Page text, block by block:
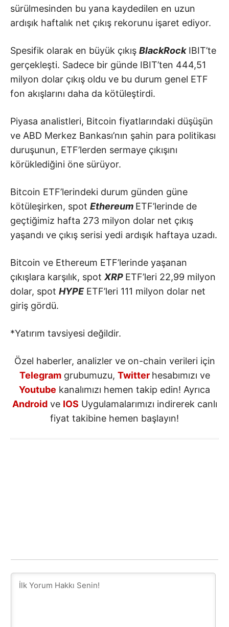
sürülmesinden bu yana kaydedilen en uzun
ardışık haftalık net çıkış rekorunu işaret ediyor.
Spesifik olarak en büyük çıkış BlackRockIBIT’te
gerçekleşti. Sadece bir günde IBIT’ten 444,51
milyon dolar çıkış oldu ve bu durum genel ETF
fon akışlarını daha da kötüleştirdi.
Piyasa analistleri, Bitcoin fiyatlarındaki düşüşün
ve ABD Merkez Bankası’nın şahin para politikası
duruşunun, ETF’lerden sermaye çıkışını
körüklediğini öne sürüyor.
Bitcoin ETF’lerindeki durum günden güne
kötüleşirken, spot Ethereum ETF’lerinde de
geçtiğimiz hafta 273 milyon dolar net çıkış
yaşandı ve çıkış serisi yedi ardışık haftaya uzadı.
Bitcoin ve Ethereum ETF’lerinde yaşanan
çıkışlara karşılık, spot XRP ETF’leri 22,99 milyon
dolar, spot HYPEETF’leri 111 milyon dolar net
giriş gördü.
*Yatırım tavsiyesi değildir.
Özel haberler, analizler ve on-chain verileri için
Telegramgrubumuzu, Twitter hesabımızı ve
Youtube kanalımızı hemen takip edin! Ayrıca
Androidve IOS Uygulamalarımızı indirerek canlı
fiyat takibine hemen başlayın!